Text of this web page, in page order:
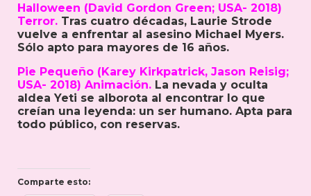
Halloween (David Gordon Green; USA- 2018)
Terror. Tras cuatro décadas, Laurie Strode
vuelve a enfrentar al asesino Michael Myers.
Sólo apto para mayores de 16 años.
Pie Pequeño (Karey Kirkpatrick, Jason Reisig;
USA- 2018) Animación. La nevada y oculta
aldea Yeti se alborota al encontrar lo que
creían una leyenda: un ser humano. Apta para
todo público, con reservas.
Comparte esto: